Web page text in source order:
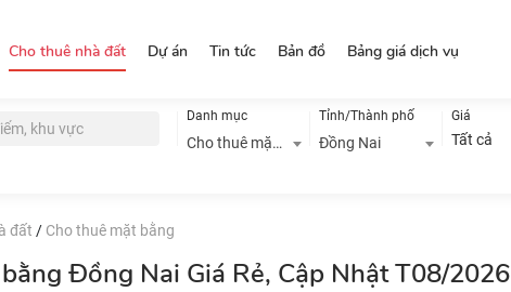
Cho thuê nhà đất Dự án Tin tức Bản đồ Bảng giá dịch vụ
Danh mục
Cho thuê mặt bằng
Tỉnh/Thành phố
Đồng Nai
Giá
Tất cả
đất / Cho thuê mặt bằng
Đồng Nai Giá Rẻ, Cập Nhật T08/2026